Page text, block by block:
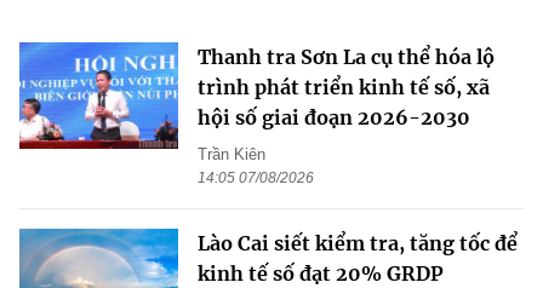
Thanh tra Sơn La cụ thể hóa lộ
trình phát triển kinh tế số, xã
hội số giai đoạn 2026-2030
Trần Kiên
14:05 07/08/2026
Lào Cai siết kiểm tra, tăng tốc để
kinh tế số đạt 20% GRDP